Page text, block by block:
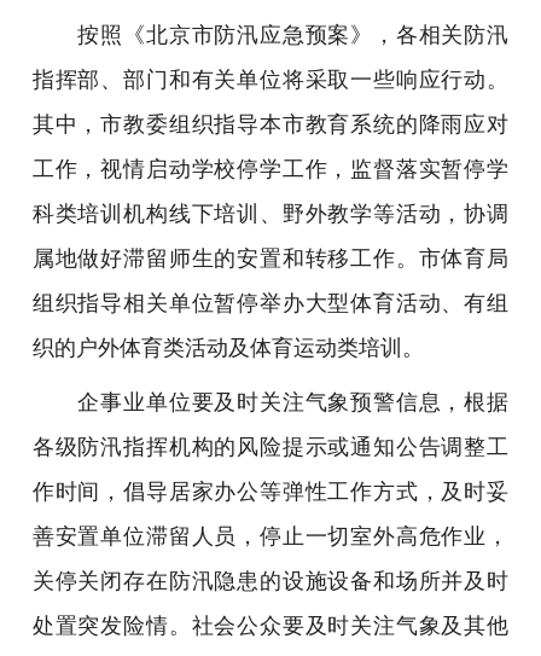
按照《北京市防汛应急预案》，各相关防汛
指挥部、部门和有关单位将采取一些响应行动。
其中，市教委组织指导本市教育系统的降雨应对
工作，视情启动学校停学工作，监督落实暂停学
科类培训机构线下培训、野外教学等活动，协调
属地做好滞留师生的安置和转移工作。市体育局
组织指导相关单位暂停举办大型体育活动、有组
织的户外体育类活动及体育运动类培训。
企事业单位要及时关注气象预警信息，根据
各级防汛指挥机构的风险提示或通知公告调整工
作时间，倡导居家办公等弹性工作方式，及时妥
善安置单位滞留人员，停止一切室外高危作业，
关停关闭存在防汛隐患的设施设备和场所并及时
处置突发险情。社会公众要及时关注气象及其他